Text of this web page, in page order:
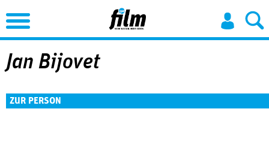
Jump to Navigation
Jan Bijovet
ZUR PERSON